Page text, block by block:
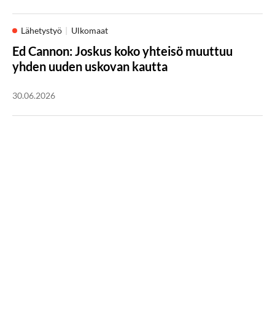
Lähetystyö Ulkomaat
Ed Cannon: Joskus koko yhteisö muuttuu
yhden uuden uskovan kautta
30.06.2026